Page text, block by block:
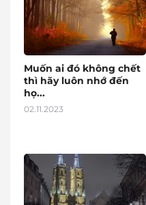
Muốn ai đó không chết
thì hãy luôn nhớ đến
họ...
02.11.2023